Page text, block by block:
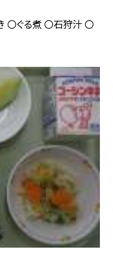
〇ぐる煮 〇石狩汁 〇